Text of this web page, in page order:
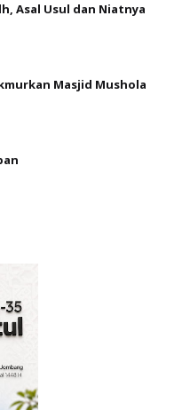
Asal Usul dan Niatnya
Masjid Mushola